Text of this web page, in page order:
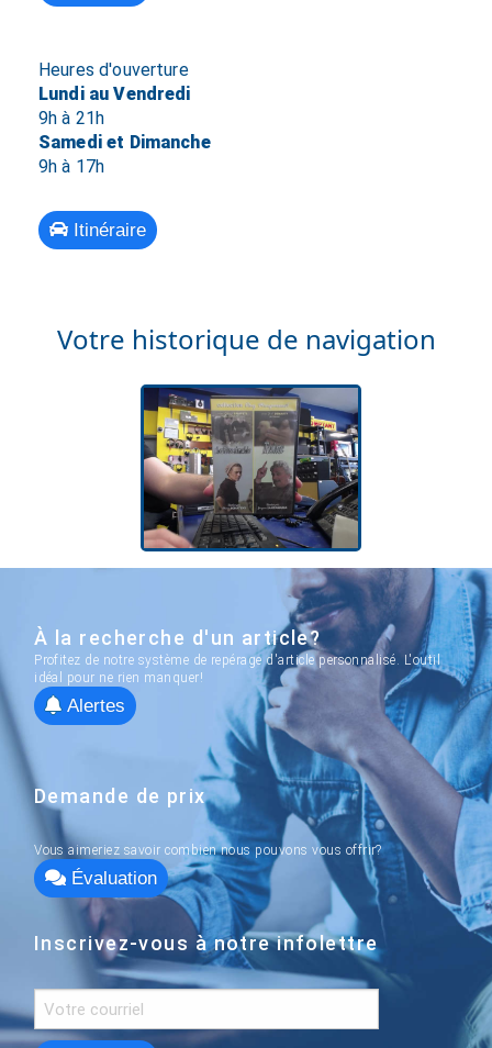
Heures d'ouverture
Lundi au Vendredi
9h à 21h
Samedi et Dimanche
9h à 17h
Itinéraire
Votre historique de navigation
À la recherche d'un article?
Profitez de notre système de repérage d'article personnalisé. L'outil
idéal pour ne rien manquer!
Alertes
Demande de prix
Vous aimeriez savoir combien nous pouvons vous offrir?
Évaluation
Inscrivez-vous à notre infolettre